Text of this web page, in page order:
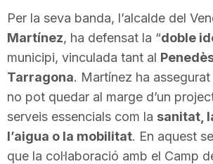
Per la seva banda, l’alcalde del
Martínez, ha defensat la “doble
municipi, vinculada tant al
Tarragona. Martínez ha
no pot quedar al marge d’un
serveis essencials com la sanitat,
l’aigua o la mobilitat. En aquest
que la col·laboració amb el Camp